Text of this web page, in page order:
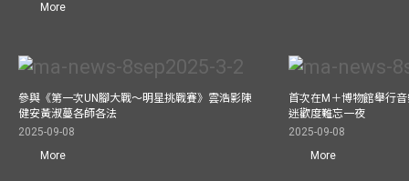
More
參與《第一次UN腳大戰～明星挑戰賽》雲浩影陳
健安黃淑蔓各師各法
2025-09-08
More
首次在M＋博物館舉行
迷歡度難忘一夜
2025-09-08
More